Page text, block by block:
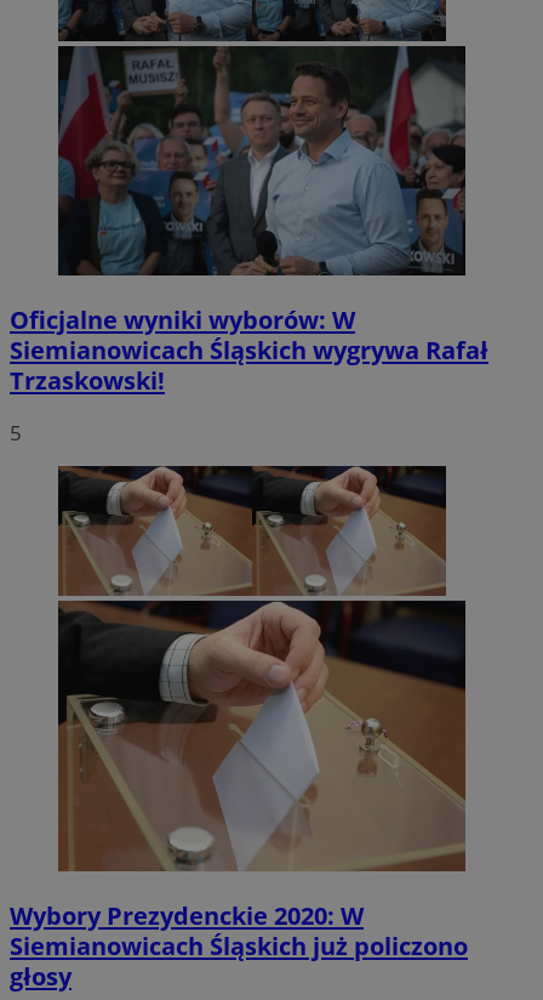
Oficjalne wyniki wyborów: W
Siemianowicach Śląskich wygrywa Rafał
Trzaskowski!
5
Wybory Prezydenckie 2020: W
Siemianowicach Śląskich już policzono
głosy